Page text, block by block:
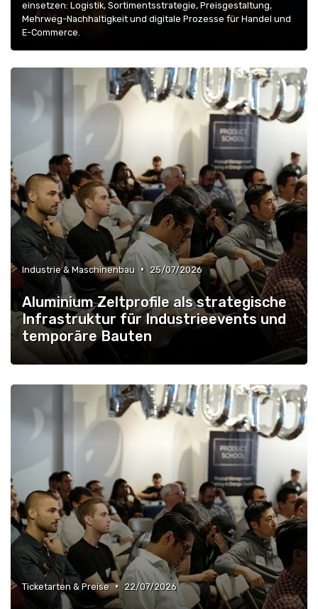
einsetzen: Logistik, Sortimentsstrategie, Preisgestaltung,
Mehrweg-Nachhaltigkeit und digitale Prozesse für Handel und
E-Commerce.
Industrie & Maschinenbau • 25/07/2026
Aluminium Zeltprofile als strategische
Infrastruktur für Industrieevents und
temporäre Bauten
Ticketarten & Preise • 22/07/2026